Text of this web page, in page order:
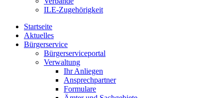
ILE-Zugehörigkeit
Startseite
Aktuelles
Bürgerservice
Bürgerserviceportal
Verwaltung
Ihr Anliegen
Ansprechpartner
Formulare